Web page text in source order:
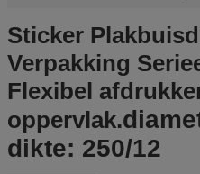
Sticker
Verpakking
Flexibel
oppervlak.
dikte: 250/12